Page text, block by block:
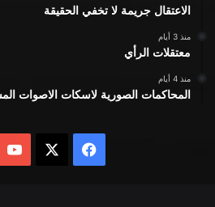
الاعتقال جريمة لا تخفي الحقيقة
منذ 3 أيام
معتقلات الرأي
منذ 4 أيام
المحاكمات الصورية لاسكات الاصوات
فيسبوك